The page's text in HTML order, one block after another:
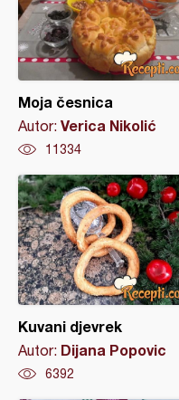
Moja česnica
Autor: Verica Nikolić
11334
Kuvani djevrek
Autor: Dijana Popovic
6392